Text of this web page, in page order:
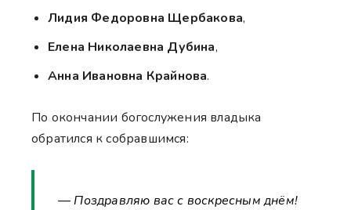
Лидия Федоровна Щербакова,
Елена Николаевна Дубина,
Анна Ивановна Крайнова.
По окончании богослужения владыка
обратился к собравшимся:
— Поздравляю вас с воскресным днём!